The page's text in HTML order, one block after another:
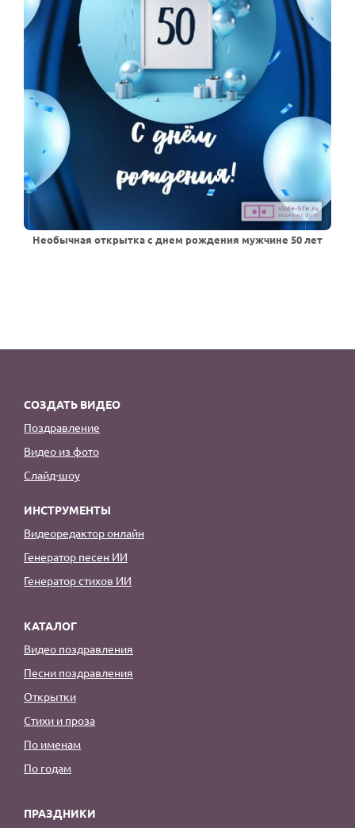
Необычная открытка с днем рождения мужчине 50 лет
СОЗДАТЬ ВИДЕО
Поздравление
Видео из фото
Слайд-шоу
ИНСТРУМЕНТЫ
Видеоредактор онлайн
Генератор песен ИИ
Генератор стихов ИИ
КАТАЛОГ
Видео поздравления
Песни поздравления
Открытки
Стихи и проза
По именам
По годам
ПРАЗДНИКИ